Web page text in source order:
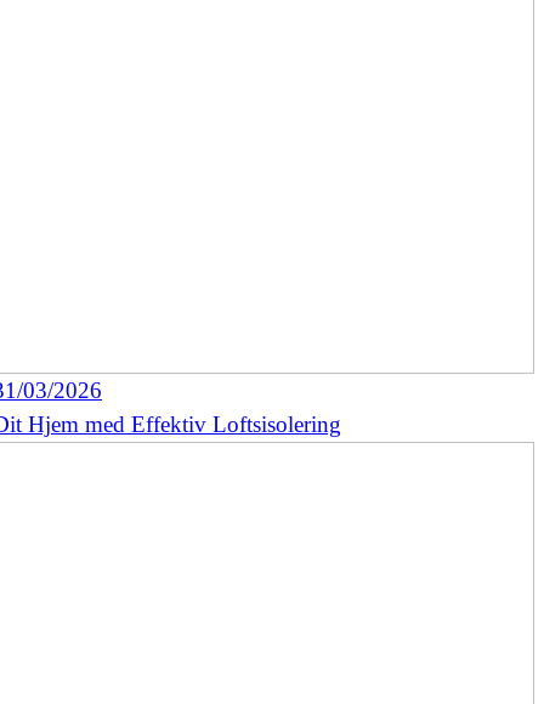
03/2026
Hjem med Effektiv Loftsisolering